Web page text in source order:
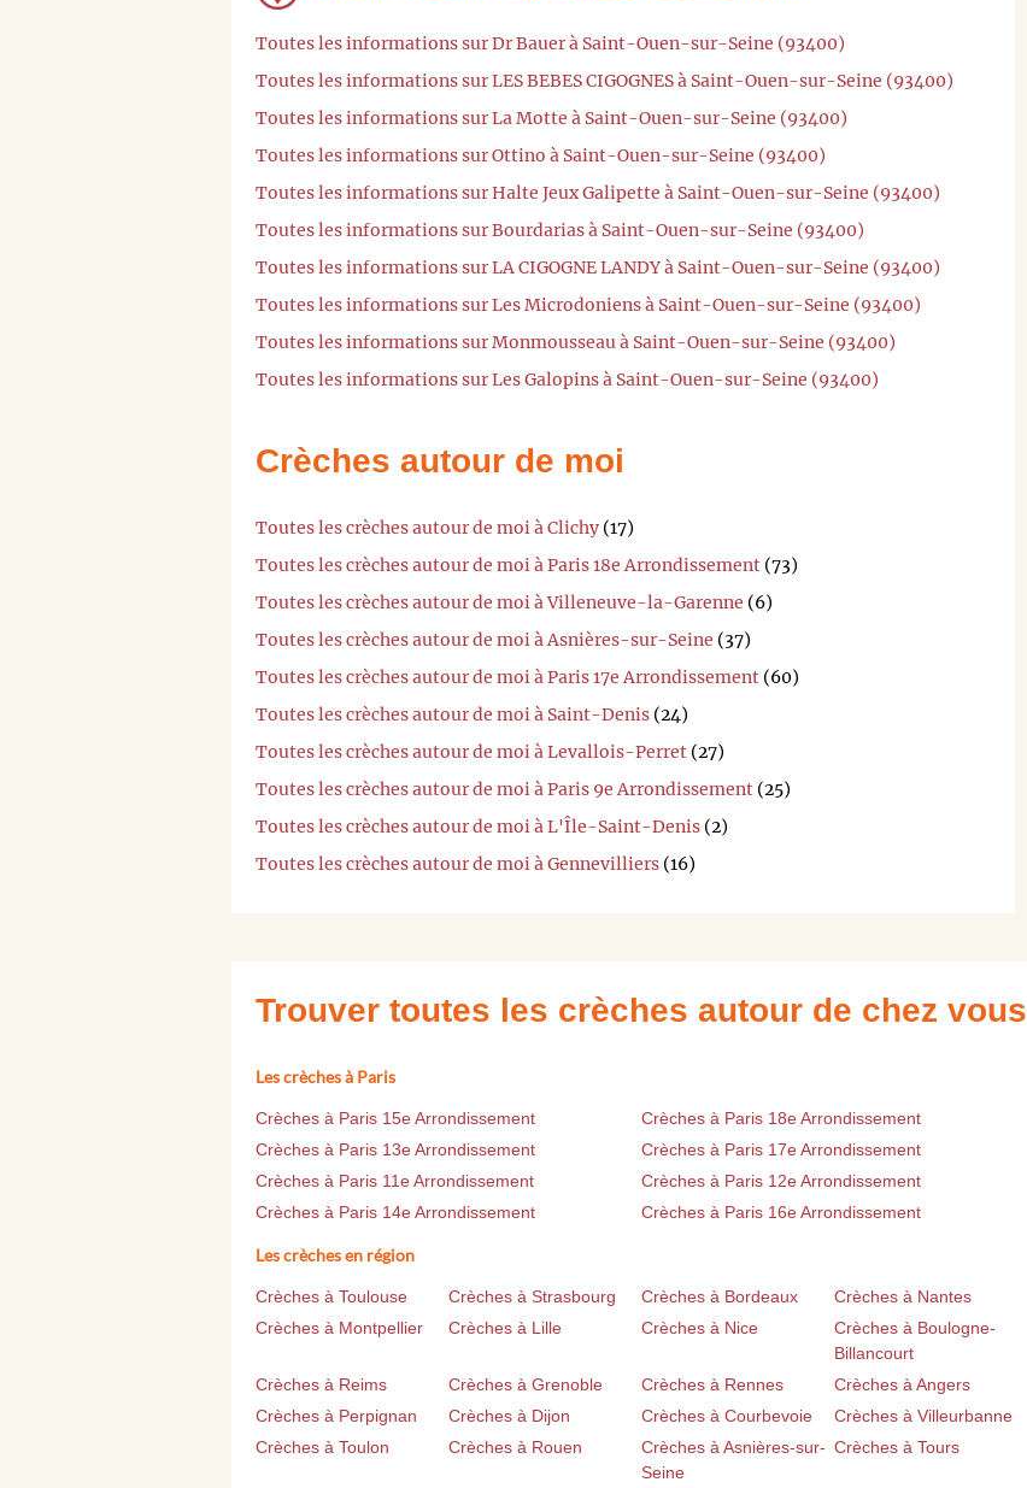
Toutes les informations sur Dr Bauer à Saint-Ouen-sur-Seine (93400)
Toutes les informations sur LES BEBES CIGOGNES à Saint-Ouen-sur-Seine (93400)
Toutes les informations sur La Motte à Saint-Ouen-sur-Seine (93400)
Toutes les informations sur Ottino à Saint-Ouen-sur-Seine (93400)
Toutes les informations sur Halte Jeux Galipette à Saint-Ouen-sur-Seine (93400)
Toutes les informations sur Bourdarias à Saint-Ouen-sur-Seine (93400)
Toutes les informations sur LA CIGOGNE LANDY à Saint-Ouen-sur-Seine (93400)
Toutes les informations sur Les Microdoniens à Saint-Ouen-sur-Seine (93400)
Toutes les informations sur Monmousseau à Saint-Ouen-sur-Seine (93400)
Toutes les informations sur Les Galopins à Saint-Ouen-sur-Seine (93400)
Crèches autour de moi
Toutes les crèches autour de moi à Clichy (17)
Toutes les crèches autour de moi à Paris 18e Arrondissement (73)
Toutes les crèches autour de moi à Villeneuve-la-Garenne (6)
Toutes les crèches autour de moi à Asnières-sur-Seine (37)
Toutes les crèches autour de moi à Paris 17e Arrondissement (60)
Toutes les crèches autour de moi à Saint-Denis (24)
Toutes les crèches autour de moi à Levallois-Perret (27)
Toutes les crèches autour de moi à Paris 9e Arrondissement (25)
Toutes les crèches autour de moi à L'Île-Saint-Denis (2)
Toutes les crèches autour de moi à Gennevilliers (16)
Trouver toutes les crèches autour de chez vous
Les crèches à Paris
Crèches à Paris 15e Arrondissement
Crèches à Paris 18e Arrondissement
Crèches à Paris 13e Arrondissement
Crèches à Paris 17e Arrondissement
Crèches à Paris 11e Arrondissement
Crèches à Paris 12e Arrondissement
Crèches à Paris 14e Arrondissement
Crèches à Paris 16e Arrondissement
Les crèches en région
Crèches à Toulouse Crèches à Strasbourg Crèches à Bordeaux
Crèches à Nantes
Crèches à Montpellier
Crèches à Lille Crèches à Nice
Crèches à Boulogne-
Billancourt
Crèches à Reims
Crèches à Grenoble Crèches à Rennes
Crèches à Angers
Crèches à Perpignan
Crèches à Dijon Crèches à Courbevoie
Crèches à Villeurbanne
Crèches à Toulon
Crèches à Rouen
Crèches à Asnières-sur-
Seine
Crèches à Tours